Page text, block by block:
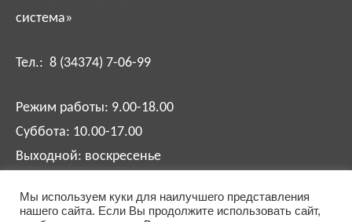
система»
Тел.: 8 (34374) 7-06-99
Режим работы: 9.00-18.00
Суббота: 10.00-17.00
Выходной: воскресенье
biblsysert@mail.ru
Мы используем куки для наилучшего представления
нашего сайта. Если Вы продолжите использовать сайт,